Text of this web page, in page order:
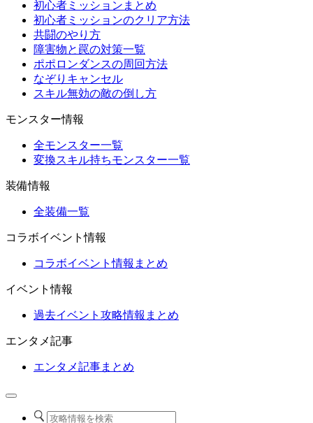
初心者ミッションまとめ
初心者ミッションのクリア方法
共闘のやり方
障害物と罠の対策一覧
ポポロンダンスの周回方法
なぞりキャンセル
スキル無効の敵の倒し方
モンスター情報
全モンスター一覧
変換スキル持ちモンスター一覧
装備情報
全装備一覧
コラボイベント情報
コラボイベント情報まとめ
イベント情報
過去イベント攻略情報まとめ
エンタメ記事
エンタメ記事まとめ